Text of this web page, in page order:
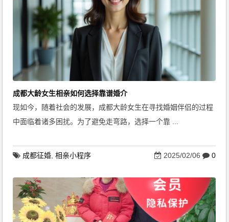
成都大龄女生相亲如何选择靠谱婚介
现如今，随着社会的发展，成都大龄女生在寻找婚姻伴侣的过程
中面临着诸多困扰。为了避免走弯路，选择一个靠 ...
成都征婚 ,相亲小程序 2025/02/06 0